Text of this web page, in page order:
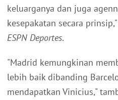
keluarganya dan juga
kesepakatan secara
ESPN Deportes.
"Madrid kemungkinan
lebih baik dibanding
mendapatkan Vinicius,"